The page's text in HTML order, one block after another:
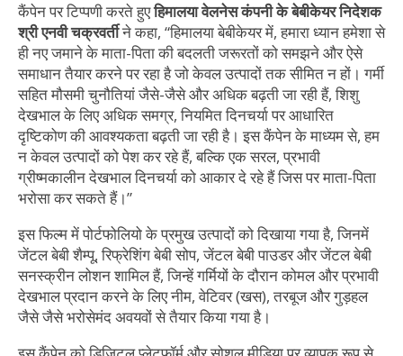
कैंपेन पर टिप्पणी करते हुएहिमालया वेलनेस कंपनी के बेबीकेयर निदेशक
श्री एनवी चक्रवर्तीने कहा, “हिमालया बेबीकेयर में, हमारा ध्यान हमेशा से
ही नए जमाने के माता-पिता की बदलती जरूरतों को समझने और ऐसे
समाधान तैयार करने पर रहा है जो केवल उत्पादों तक सीमित न हों। गर्मी
सहित मौसमी चुनौतियां जैसे-जैसे और अधिक बढ़ती जा रही हैं, शिशु
देखभाल के लिए अधिक समग्र, नियमित दिनचर्या पर आधारित
दृष्टिकोण की आवश्यकता बढ़ती जा रही है। इस कैंपेन के माध्यम से, हम
न केवल उत्पादों को पेश कर रहे हैं, बल्कि एक सरल, प्रभावी
ग्रीष्मकालीन देखभाल दिनचर्या को आकार दे रहे हैं जिस पर माता-पिता
भरोसा कर सकते हैं।”
इस फिल्म में पोर्टफोलियो के प्रमुख उत्पादों को दिखाया गया है, जिनमें
जेंटल बेबी शैम्पू, रिफ्रेशिंग बेबी सोप, जेंटल बेबी पाउडर और जेंटल बेबी
सनस्क्रीन लोशन शामिल हैं, जिन्हें गर्मियों के दौरान कोमल और प्रभावी
देखभाल प्रदान करने के लिए नीम, वेटिवर (खस), तरबूज और गुड़हल
जैसे जैसे भरोसेमंद अवयवों से तैयार किया गया है।